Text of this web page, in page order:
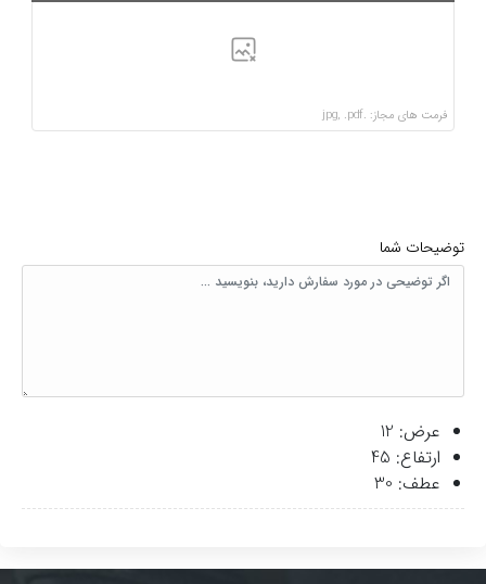
فرمت های مجاز: .jpg, .pdf
توضیحات شما
عرض: 12
ارتفاع: 45
عطف: 30